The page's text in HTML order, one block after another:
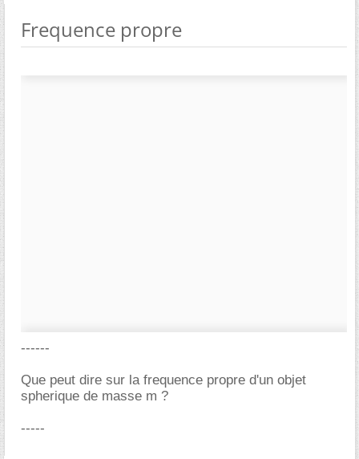
Frequence propre
------
Que peut dire sur la frequence propre d'un objet
spherique de masse m ?
-----